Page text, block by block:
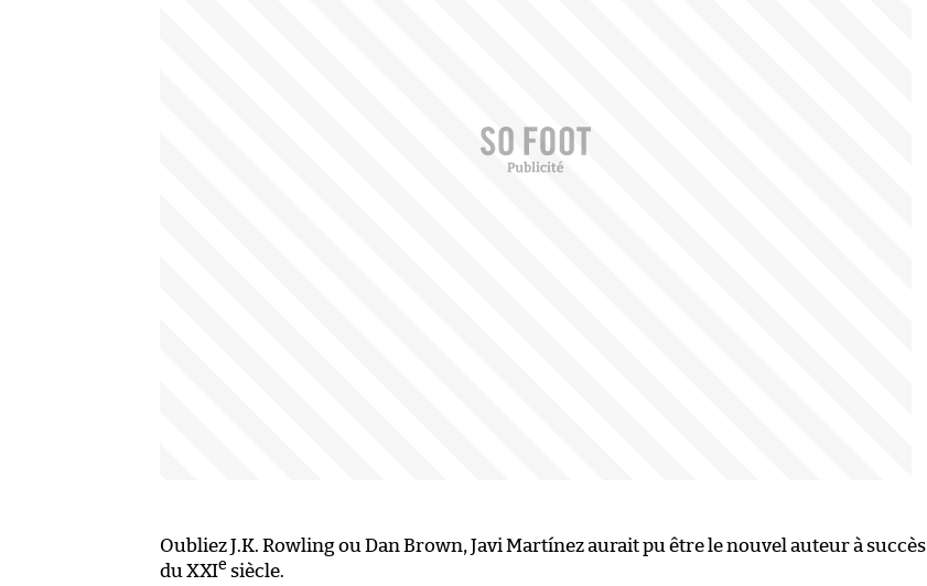
Oubliez J.K. Rowling ou Dan Brown, Javi Martínez aurait pu être le nouvel auteur à succès
du XXIe siècle.